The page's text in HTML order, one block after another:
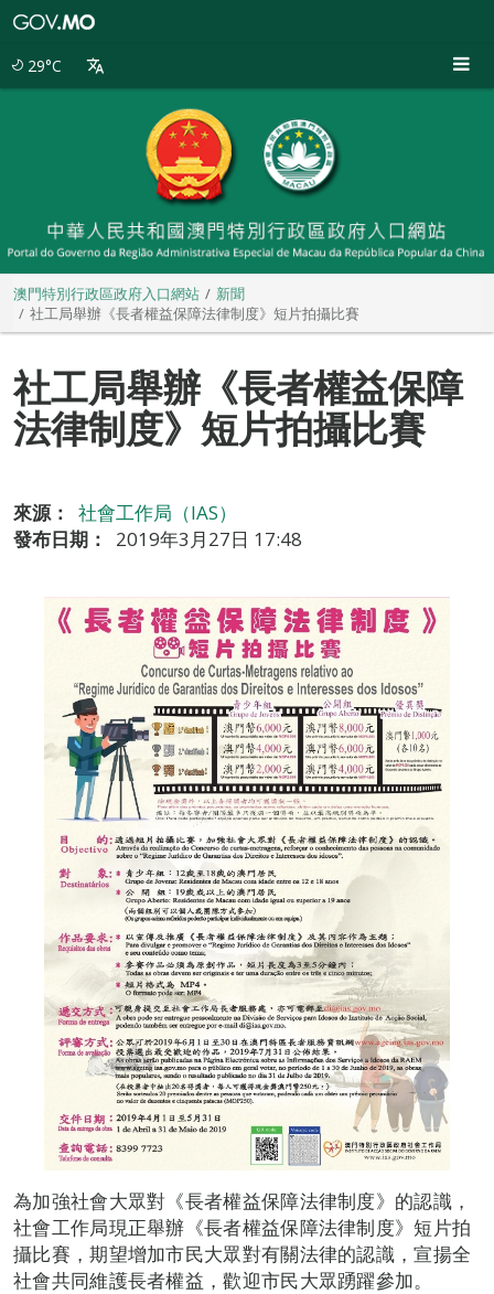
29°C
澳門特別行政區政府入口網站
新聞
社工局舉辦《長者權益保障法律制度》短片拍攝比賽
社工局舉辦《長者權益保障
法律制度》短片拍攝比賽
來源：
社會工作局（IAS）
發布日期：
2019年3月27日 17:48
為加強社會大眾對《長者權益保障法律制度》的認識，
社會工作局現正舉辦《長者權益保障法律制度》短片拍
攝比賽，期望增加市民大眾對有關法律的認識，宣揚全
社會共同維護長者權益，歡迎市民大眾踴躍參加。